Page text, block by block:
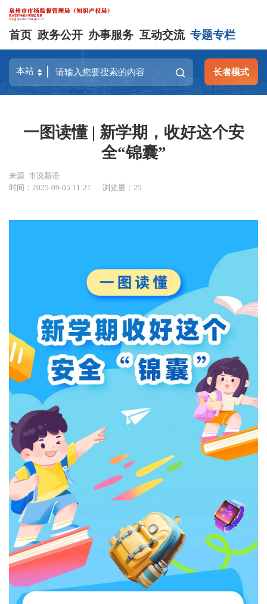
首页 政务公开 办事服务 互动交流 专题专栏
长者模式
一图读懂 | 新学期，收好这个安
全“锦囊”
来源 :市说新语
时间：2025-09-05 11:21
浏览量： 25